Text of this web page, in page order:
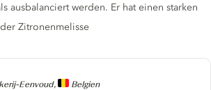
Eenvoud, Belgien
ausbalanciert werden. Er hat einen starken
Zitronenmelisse